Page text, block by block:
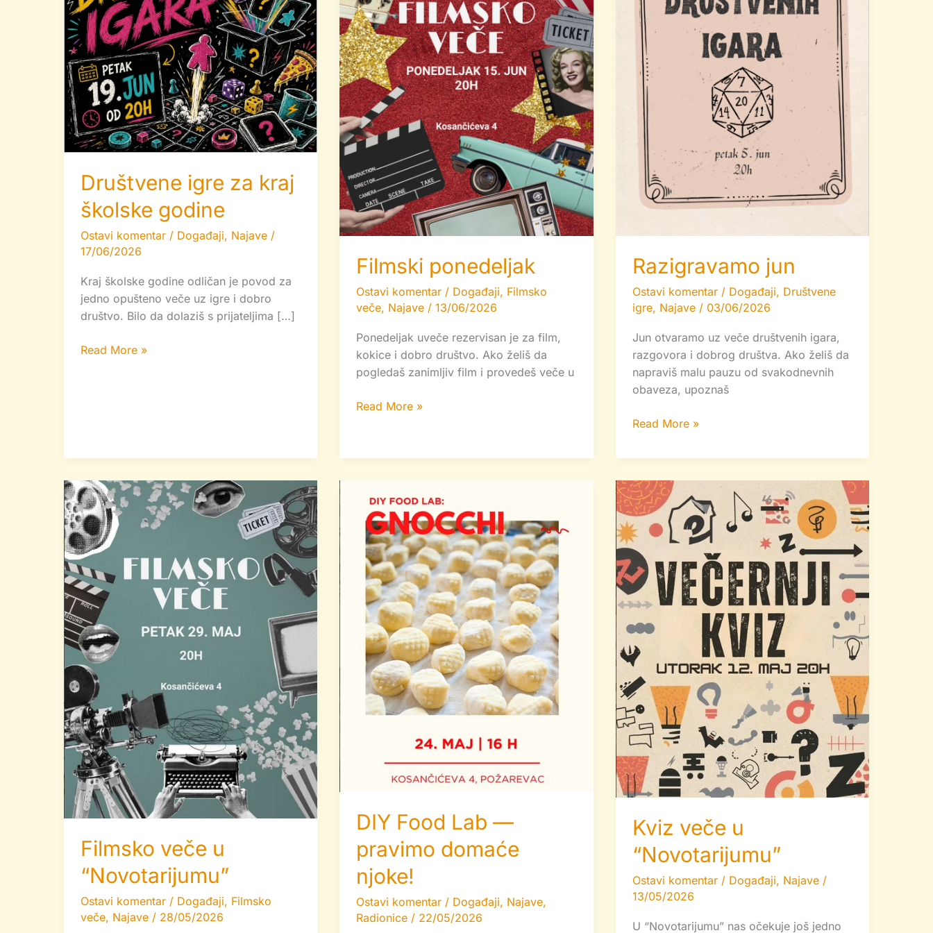
Društvene igre za kraj
školske godine
Ostavi komentar / Događaji, Najave /
17/06/2026
Kraj školske godine odličan je povod za
jedno opušteno veče uz igre i dobro
društvo. Bilo da dolaziš s prijateljima […]
Read More »
Filmski ponedeljak
Ostavi komentar / Događaji, Filmsko
veče, Najave /13/06/2026
Ponedeljak uveče rezervisan je za film,
kokice i dobro društvo. Ako želiš da
pogledaš zanimljiv film i provedeš veče u
Read More »
Razigravamo jun
Ostavi komentar / Događaji, Društvene
igre, Najave/ 03/06/2026
Jun otvaramo uz veče društvenih igara,
razgovora i dobrog društva. Ako želiš da
napraviš malu pauzu od svakodnevnih
obaveza, upoznaš
Read More »
Filmsko veče u
“Novotarijumu”
Ostavi komentar / Događaji, Filmsko
veče, Najave / 28/05/2026
Filmsko
veče
u
“Novotarijumu”
DIY Food Lab —
pravimo domaće
njoke!
Ostavi komentar / Događaji, Najave,
Radionice / 22/05/2026
Food
Lab
—
pravimo
domaće
njoke!
Kviz veče u
“Novotarijumu”
Ostavi komentar / Događaji, Najave/
13/05/2026
U “Novotarijumu” nas očekuje još jedno
Kviz
veče
u
“Novotarijumu”